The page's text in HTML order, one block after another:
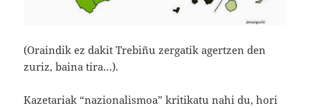
(Oraindik ez dakit Trebiñu zergatik agertzen den
zuriz, baina tira…).
Kazetariak “nazionalismoa” kritikatu nahi du, hori